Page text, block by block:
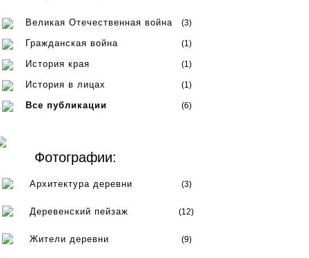
Великая Отечественная война (3)
Гражданская война (1)
История края (1)
История в лицах (1)
Все публикации (6)
Фотографии:
Архитектура деревни (3)
Деревенский пейзаж (12)
Жители деревни (9)